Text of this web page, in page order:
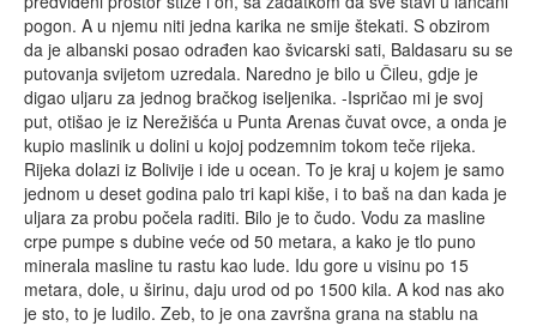
pogon. A u njemu niti jedna karika ne smije štekati. S obzirom
da je albanski posao odrađen kao švicarski sati, Baldasaru su se
putovanja svijetom uzredala. Naredno je bilo u Čileu, gdje je
digao uljaru za jednog bračkog iseljenika. -Ispričao mi je svoj
put, otišao je iz Nerežišća u Punta Arenas čuvat ovce, a onda je
kupio maslinik u dolini u kojoj podzemnim tokom teče rijeka.
Rijeka dolazi iz Bolivije i ide u ocean. To je kraj u kojem je samo
jednom u deset godina palo tri kapi kiše, i to baš na dan kada je
uljara za probu počela raditi. Bilo je to čudo. Vodu za masline
crpe pumpe s dubine veće od 50 metara, a kako je tlo puno
minerala masline tu rastu kao lude. Idu gore u visinu po 15
metara, dole, u širinu, daju urod od po 1500 kila. A kod nas ako
je sto, to je ludilo. Zeb, to je ona završna grana na stablu na